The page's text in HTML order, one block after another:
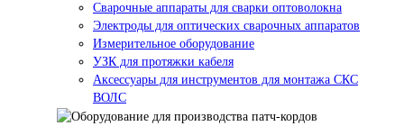
Сварочные аппараты для сварки оптоволокна
Электроды для оптических сварочных аппаратов
Измерительное оборудование
УЗК для протяжки кабеля
Аксессуары для инструментов для монтажа СКС
ВОЛС